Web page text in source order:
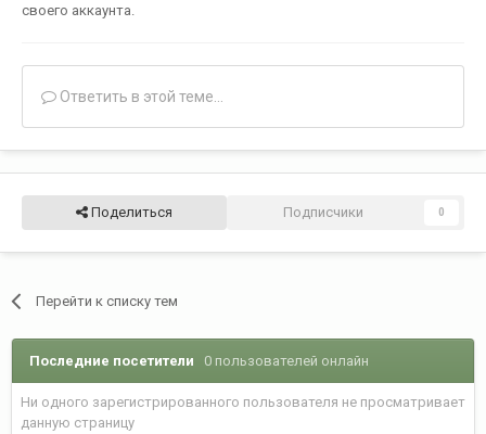
своего аккаунта.
Ответить в этой теме...
Поделиться Подписчики 0
Перейти к списку тем
Последние посетители 0 пользователей онлайн
Ни одного зарегистрированного пользователя не просматривает
данную страницу